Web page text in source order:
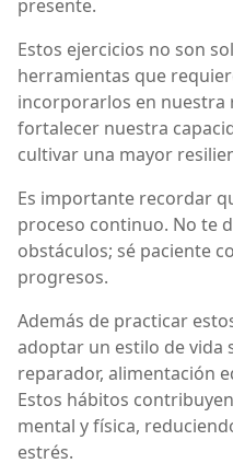
presente.
Estos ejercicios no son
herramientas que
incorporarlos en nuestra
fortalecer nuestra
cultivar una mayor
Es importante recordar
proceso continuo. No te
obstáculos; sé paciente
progresos.
Además de practicar
adoptar un estilo de vida
reparador, alimentación
Estos hábitos
mental y física,
estrés.